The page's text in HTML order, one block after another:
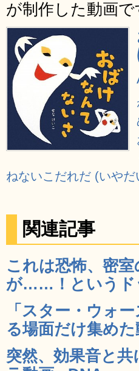
が制作した動画で
ねないこだれだ (いや
関連記事
これは恐怖、密
が……！というド
「スター・ウォ
る場面だけ集め
突然、効果音と